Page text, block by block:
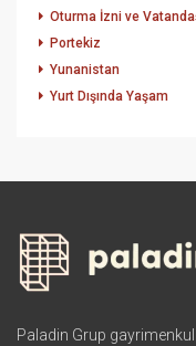
Oturma İzni ve
Portekiz
Yunanistan
Yurt Dışında Yaşam
Paladin Grup gayrimenkul